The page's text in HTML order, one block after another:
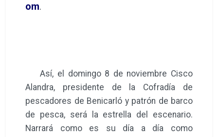
om.
Así, el domingo 8 de noviembre Cisco
Alandra, presidente de la Cofradía de
pescadores de Benicarló y patrón de barco
de pesca, será la estrella del escenario.
Narrará como es su día a día como